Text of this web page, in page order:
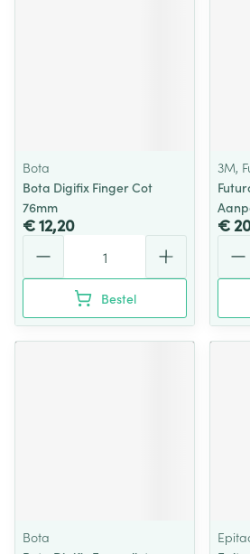
Bota
Bota Digifix Finger Cot
76mm
€ 12,20
Bestel
3M,
€
Bota